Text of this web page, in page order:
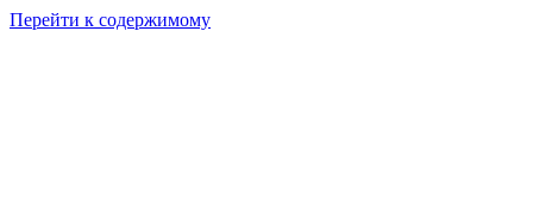
Перейти к содержимому